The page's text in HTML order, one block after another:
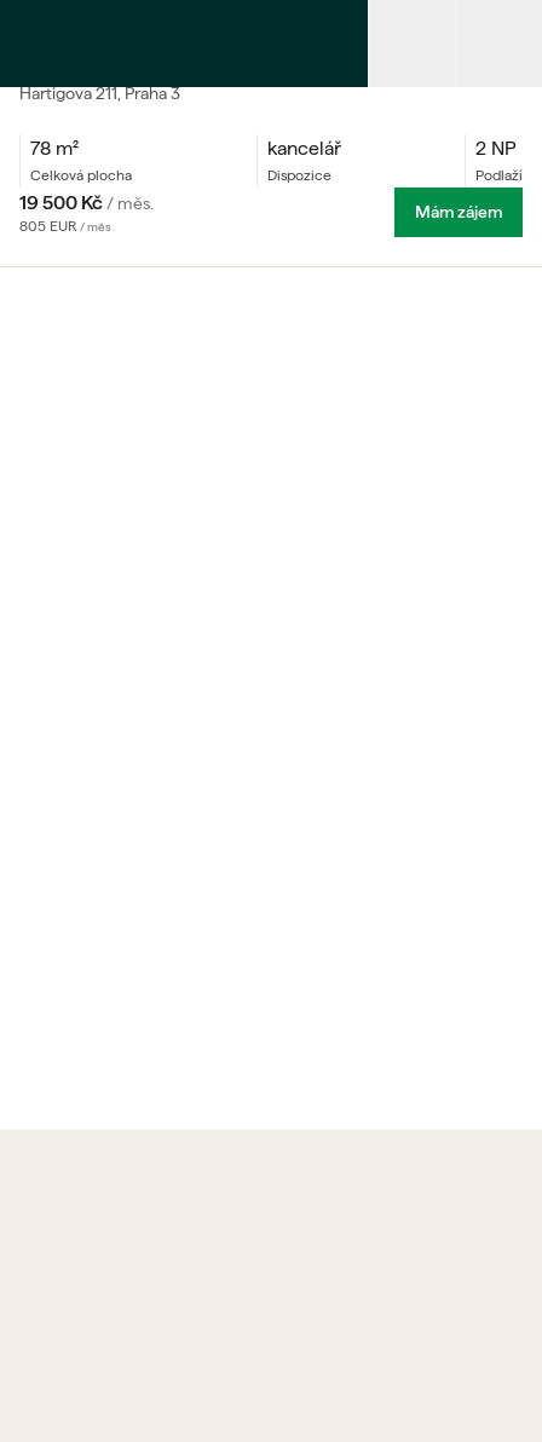
Hartigova211, Praha 3
78 m²
celková plocha
kancelář
dispozice
2 NP
podlaží
19 500 Kč / měs.
805 EUR /měs.
Mám zájem